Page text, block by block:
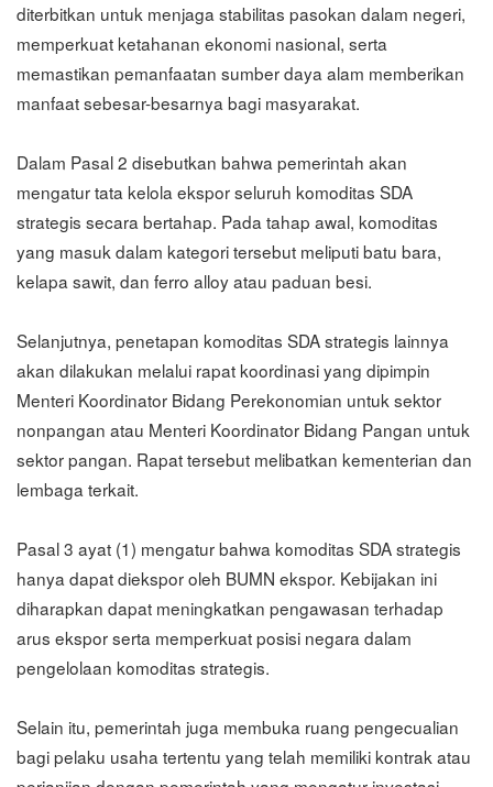
diterbitkan untuk menjaga stabilitas pasokan dalam negeri,
memperkuat ketahanan ekonomi nasional, serta
memastikan pemanfaatan sumber daya alam memberikan
manfaat sebesar-besarnya bagi masyarakat.
Dalam Pasal 2 disebutkan bahwa pemerintah akan
mengatur tata kelola ekspor seluruh komoditas SDA
strategis secara bertahap. Pada tahap awal, komoditas
yang masuk dalam kategori tersebut meliputi batu bara,
kelapa sawit, dan ferro alloy atau paduan besi.
Selanjutnya, penetapan komoditas SDA strategis lainnya
akan dilakukan melalui rapat koordinasi yang dipimpin
Menteri Koordinator Bidang Perekonomian untuk sektor
nonpangan atau Menteri Koordinator Bidang Pangan untuk
sektor pangan. Rapat tersebut melibatkan kementerian dan
lembaga terkait.
Pasal 3 ayat (1) mengatur bahwa komoditas SDA strategis
hanya dapat diekspor oleh BUMN ekspor. Kebijakan ini
diharapkan dapat meningkatkan pengawasan terhadap
arus ekspor serta memperkuat posisi negara dalam
pengelolaan komoditas strategis.
Selain itu, pemerintah juga membuka ruang pengecualian
bagi pelaku usaha tertentu yang telah memiliki kontrak atau